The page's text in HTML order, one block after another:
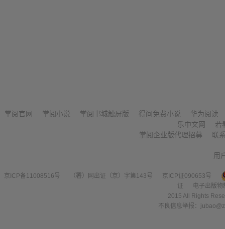
掌阅官网 掌阅小说 掌阅书城触屏版 得间免费小说
华为阅读
乐中文网
若
掌阅企业版代理招募
联
用
京ICP备11008516号 （署）网出证（京）字第143号
京ICP证090653号
证
电子出版
2015 All Rights
不良信息举报：